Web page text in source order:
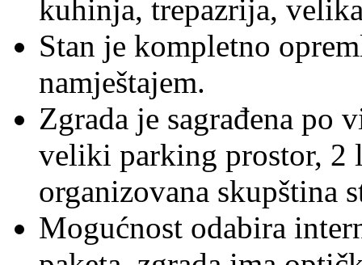
kuhinja, trepazrija,
Stan je kompletno
namještajem.
Zgrada je sagrađena po
veliki parking prostor, 2
organizovana skupština
Mogućnost odabira